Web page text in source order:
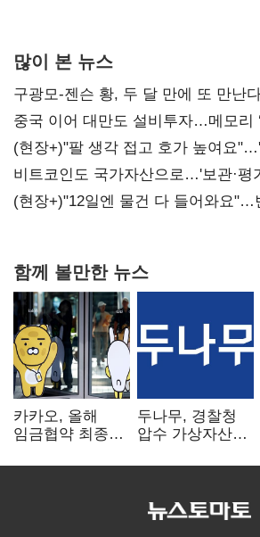
많이 본 뉴스
구광모-젠슨 황, 두 달 만에 또 만난
중국 이어 대만도 설비투자…메모리
(현장+)"팔 생각 접고 호가 높여요
20억 키맞추기
비트코인도 국가자산으로…'보관·평
숙제
(현장+)"12일엔 물건 다 들어와요"…
함께 볼만한 뉴스
카카오, 올해
임금협약 최종
인상·격려금
두나무, 경찰청
압수 가상자산
커스터디 사업